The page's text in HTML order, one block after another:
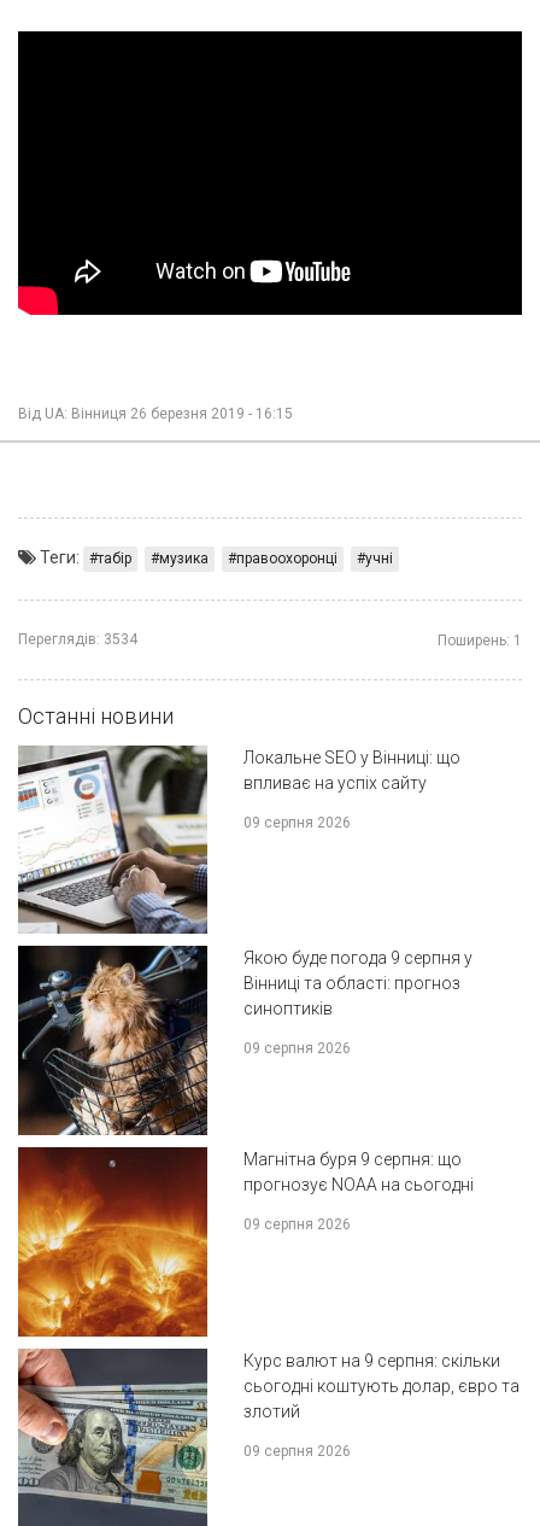
Від UA: Вінниця 26 березня 2019 - 16:15
Теги: табір музика правоохоронці учні
Переглядів: 3534 Поширень: 1
Останні новини
Локальне SEO у Вінниці: що
впливає на успіх сайту
09 серпня 2026
Якою буде погода 9 серпня у
Вінниці та області: прогноз
синоптиків
09 серпня 2026
Магнітна буря 9 серпня: що
прогнозує NOAA на сьогодні
09 серпня 2026
Курс валют на 9 серпня: скільки
сьогодні коштують долар, євро та
злотий
09 серпня 2026